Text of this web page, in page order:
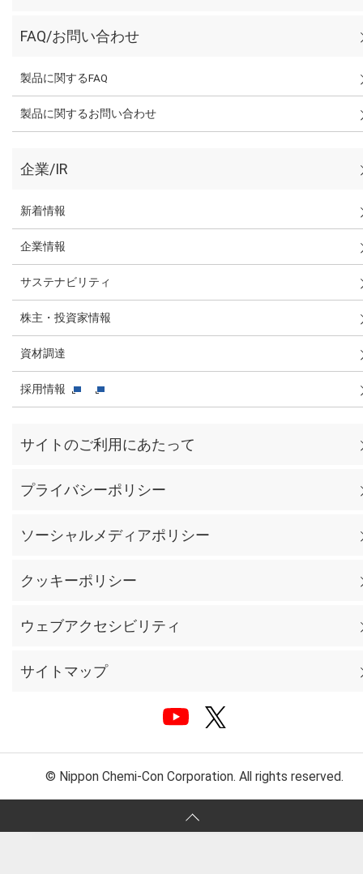
FAQ/お問い合わせ
製品に関するFAQ
製品に関するお問い合わせ
企業/IR
新着情報
企業情報
サステナビリティ
株主・投資家情報
資材調達
採用情報
サイトのご利用にあたって
プライバシーポリシー
ソーシャルメディアポリシー
クッキーポリシー
ウェブアクセシビリティ
サイトマップ
© Nippon Chemi-Con Corporation. All rights reserved.